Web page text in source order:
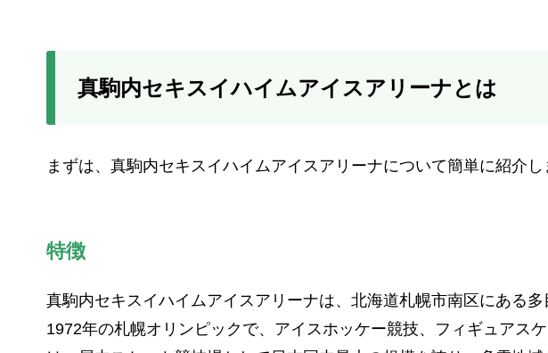
真駒内セキスイハイムアイスアリーナとは
まずは、真駒内セキスイハイムアイスアリーナについて簡単に紹介し
特徴
真駒内セキスイハイムアイスアリーナは、北海道札幌市南区にある多
1972年の札幌オリンピックで、アイスホッケー競技、フィギュアス